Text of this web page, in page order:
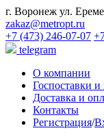
г. Воронеж ул.
zakaz@metropt.ru
+7 (473) 246-07-07
telegram
О компании
Госпоставки и
Доставка и
Контакты
Регистрация/